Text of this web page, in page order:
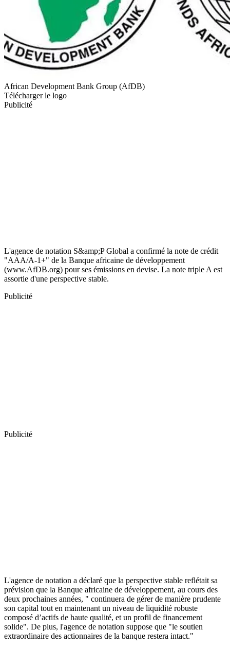
African Development Bank Group (AfDB)
Télécharger le logo
Publicité
L'agence de notation S&amp;P Global a confirmé la note de crédit
"AAA/A-1+" de la Banque africaine de développement
(www.AfDB.org) pour ses émissions en devise. La note triple A est
assortie d'une perspective stable.
Publicité
Publicité
L'agence de notation a déclaré que la perspective stable reflétait sa
prévision que la Banque africaine de développement, au cours des
deux prochaines années, " continuera de gérer de manière prudente
son capital tout en maintenant un niveau de liquidité robuste
composé d’actifs de haute qualité, et un profil de financement
solide". De plus, l'agence de notation suppose que "le soutien
extraordinaire des actionnaires de la banque restera intact."